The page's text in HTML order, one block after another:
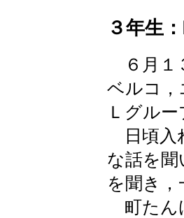
３年生
６月１
ベルコ
Ｌグル
日頃入
な話を
を聞き
町たん